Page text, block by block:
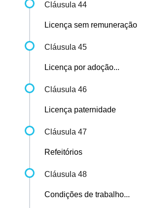
Cláusula 44
Licença sem remuneração
Cláusula 45
Licença por adoção...
Cláusula 46
Licença paternidade
Cláusula 47
Refeitórios
Cláusula 48
Condições de trabalho...